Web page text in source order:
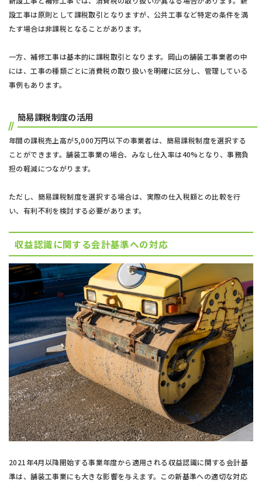
設工事は原則として課税取引となりますが、公共工事など特定の条件を満
たす場合は非課税となることがあります。
一方、補修工事は基本的に課税取引となります。岡山の舗装工事業者の中
には、工事の種類ごとに消費税の取り扱いを明確に区分し、管理している
事例もあります。
簡易課税制度の活用
年間の課税売上高が5,000万円以下の事業者は、簡易課税制度を選択する
ことができます。舗装工事業の場合、みなし仕入率は40%となり、事務負
担の軽減につながります。
ただし、簡易課税制度を選択する場合は、実際の仕入税額との比較を行
い、有利不利を検討する必要があります。
収益認識に関する会計基準への対応
2021年4月以降開始する事業年度から適用される収益認識に関する会計基
準は、舗装工事業にも大きな影響を与えます。この新基準への適切な対応